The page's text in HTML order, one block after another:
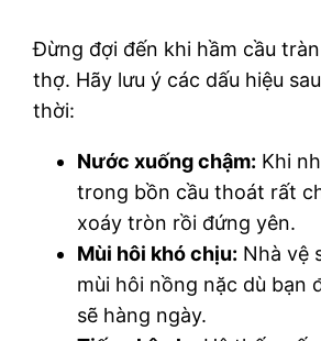
Đừng đợi đến khi hầm cầu
thợ. Hãy lưu ý các dấu hiệu
thời:
Nước xuống chậm: Khi
trong bồn cầu thoát rất
xoáy tròn rồi đứng yên.
Mùi hôi khó chịu: Nhà vệ
mùi hôi nồng nặc dù bạn
sẽ hàng ngày.